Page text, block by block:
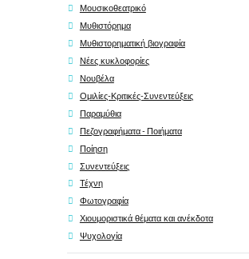
Μουσικοθεατρικό
Μυθιστόρημα
Μυθιστορηματική βιογραφία
Νέες κυκλοφορίες
Νουβέλα
Ομιλίες-Κριτικές-Συνεντεύξεις
Παραμύθια
Πεζογραφήματα - Ποιήματα
Ποίηση
Συνεντεύξεις
Τέχνη
Φωτογραφία
Χιουμοριστικά θέματα και ανέκδοτα
Ψυχολογία